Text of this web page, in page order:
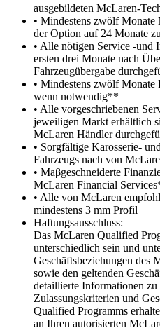
ausgebildeten McLaren-
• Mindestens zwölf
der Option auf 24 Monate
• Alle nötigen Service -und
ersten drei Monate nach
Fahrzeugübergabe
• Mindestens zwölf Monate
wenn notwendig**
• Alle vorgeschriebenen
jeweiligen Markt erhältlich
McLaren Händler
• Sorgfältige Karosserie-
Fahrzeugs nach von
• Maβgeschneiderte
McLaren Financial
• Alle von McLaren
mindestens 3 mm Profil
Haftungsausschluss:
Das McLaren Qualified
unterschiedlich sein und
Geschäftsbeziehungen des
sowie den geltenden
detaillierte Informationen zu
Zulassungskriterien und
Qualified Programms
an Ihren autorisierten